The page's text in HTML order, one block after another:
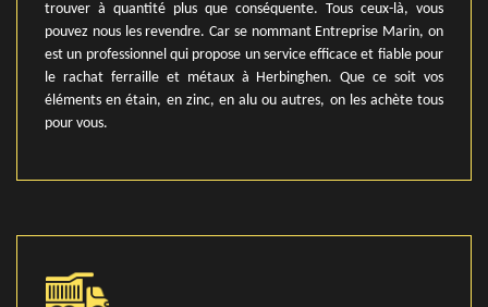
trouver à quantité plus que conséquente. Tous ceux-là, vous
pouvez nous les revendre. Car se nommant Entreprise Marin, on
est un professionnel qui propose un service efficace et fiable pour
le rachat ferraille et métaux à Herbinghen. Que ce soit vos
éléments en étain, en zinc, en alu ou autres, on les achète tous
pour vous.